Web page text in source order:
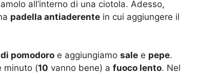
all’interno di una ciotola. Adesso,
padella antiaderente in cui aggiungere il
pomodoro e aggiungiamo sale e pepe.
minuto (10 vanno bene) a fuoco lento. Nel